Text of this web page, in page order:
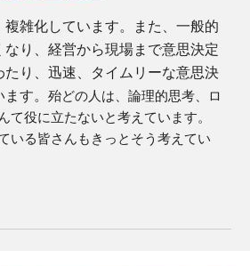
雑化しています。また、一般的
り、経営から現場まで意思決定
り、迅速、タイムリーな意思決
ます。殆どの人は、論理的思考、ロ
て役に立たないと考えています。
いる皆さんもきっとそう考えてい